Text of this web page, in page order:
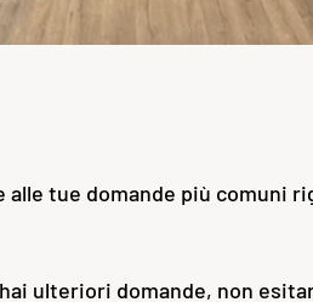
tue domande più comuni
ulteriori domande, non